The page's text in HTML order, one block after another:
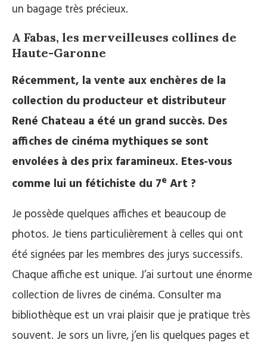
un bagage très précieux.
A Fabas, les merveilleuses collines de
Haute-Garonne
Récemment, la vente aux enchères de la
collection du producteur et distributeur
René Chateau a été un grand succès. Des
affiches de cinéma mythiques se sont
envolées à des prix faramineux. Etes-vous
comme lui un fétichiste du 7e Art ?
Je possède quelques affiches et beaucoup de
photos. Je tiens particulièrement à celles qui ont
été signées par les membres des jurys successifs.
Chaque affiche est unique. J’ai surtout une énorme
collection de livres de cinéma. Consulter ma
bibliothèque est un vrai plaisir que je pratique très
souvent. Je sors un livre, j’en lis quelques pages et